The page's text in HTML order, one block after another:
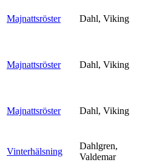
Majnattsröster Dahl, Viking
Majnattsröster Dahl, Viking
Majnattsröster Dahl, Viking
Vinterhälsning
Dahlgren,
Valdemar